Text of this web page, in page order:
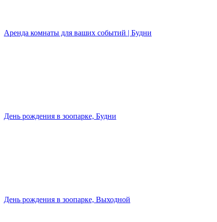
Аренда комнаты для ваших событий | Будни
День рождения в зоопарке, Будни
День рождения в зоопарке, Выходной